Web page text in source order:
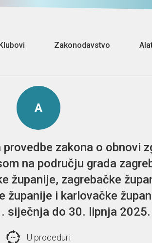
Zakonodavstvo
A
zakona o obnovi
na području grada
županije, zagrebačke
županije i karlovačke
siječnja do 30. lipnja 2025.
U proceduri